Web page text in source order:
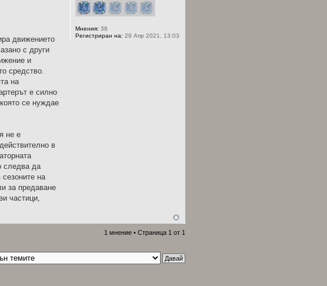
движението
с други
и
средство.
на
е силно
се нуждае
не е
в
следва да
на
за предаване
частици,
Мнения: 38
Регистриран на: 29 Апр 2021, 13:03
1 мнение • Страница 1 от 1